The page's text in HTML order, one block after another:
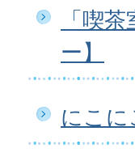
「喫
ー】
にこ